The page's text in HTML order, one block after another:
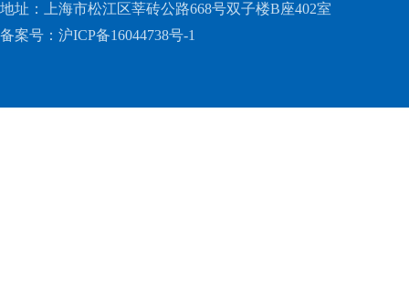
地址：上海市松江区莘砖公路668号双子楼B座402室
备案号： 沪ICP备16044738号-1